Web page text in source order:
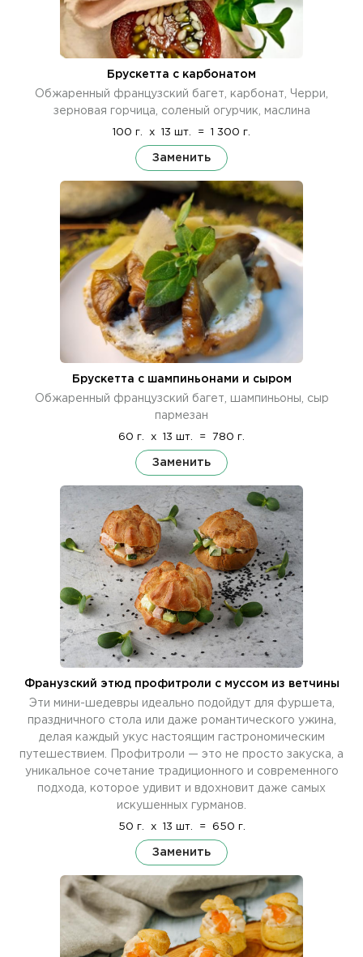
Брускетта с карбонатом
Обжаренный французский багет, карбонат, Черри,
зерновая горчица, соленый огурчик, маслина
100 г. x 13 шт. = 1 300 г.
Заменить
Брускетта с шампиньонами и сыром
Обжаренный французский багет, шампиньоны, сыр
пармезан
60 г. x 13 шт. = 780 г.
Заменить
Франузский этюд профитроли с муссом из ветчины
Эти мини-шедевры идеально подойдут для фуршета,
праздничного стола или даже романтического ужина,
делая каждый укус настоящим гастрономическим
путешествием. Профитроли — это не просто закуска, а
уникальное сочетание традиционного и современного
подхода, которое удивит и вдохновит даже самых
искушенных гурманов.
50 г. x 13 шт. = 650 г.
Заменить